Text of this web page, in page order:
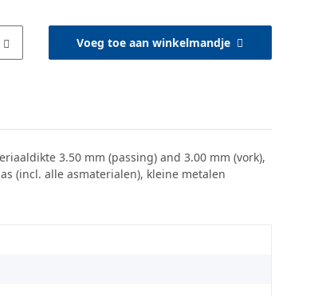
Voeg toe aan winkelmandje
3.50 mm (passing) and 3.00 mm (vork),
(incl. alle asmaterialen), kleine metalen